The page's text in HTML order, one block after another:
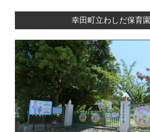
幸田町立わしだ保育園